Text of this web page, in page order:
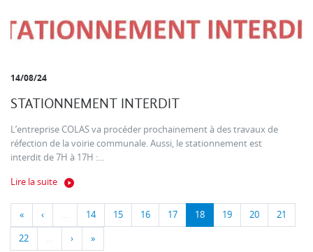
14/08/24
STATIONNEMENT INTERDIT
L’entreprise COLAS va procéder prochainement à des travaux de
réfection de la voirie communale. Aussi, le stationnement est
interdit de 7H à 17H :...
Lire la suite
« ‹ … 14 15 16 17 18 19 20 21
22 … › »